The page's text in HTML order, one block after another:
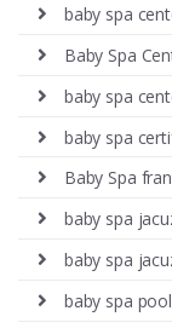
baby spa
Baby Spa
baby spa
baby spa
Baby Spa
baby spa
baby spa
baby spa